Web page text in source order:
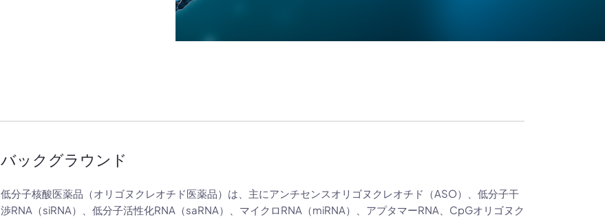
バックグラウンド
低分子核酸医薬品（オリゴヌクレオチド医薬品）は、主にアンチセンスオリゴヌクレオチド（ASO）、低分子干
渉RNA（siRNA）、低分子活性化RNA（saRNA）、マイクロRNA（miRNA）、アプタマーRNA、CpGオリゴヌク